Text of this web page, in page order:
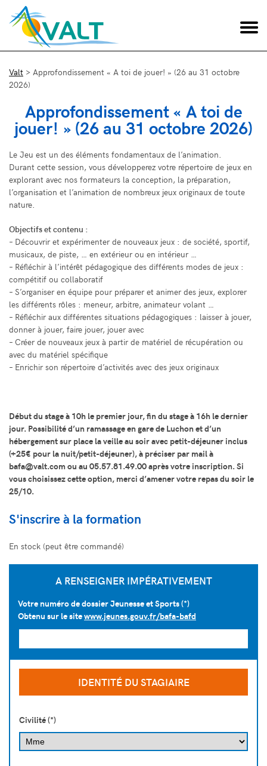
Valt > Approfondissement « A toi de jouer! » (26 au 31 octobre
2026)
Approfondissement « A toi de
jouer! » (26 au 31 octobre 2026)
Le Jeu est un des éléments fondamentaux de l’animation.
Durant cette session, vous développerez votre répertoire de jeux en
explorant avec nos formateurs la conception, la préparation,
l’organisation et l’animation de nombreux jeux originaux de toute
nature.
Objectifs et contenu :
– Découvrir et expérimenter de nouveaux jeux : de société, sportif,
musicaux, de piste, … en extérieur ou en intérieur …
– Réfléchir à l’intérêt pédagogique des différents modes de jeux :
compétitif ou collaboratif
– S’organiser en équipe pour préparer et animer des jeux, explorer
les différents rôles : meneur, arbitre, animateur volant …
– Réfléchir aux différentes situations pédagogiques : laisser à jouer,
donner à jouer, faire jouer, jouer avec
– Créer de nouveaux jeux à partir de matériel de récupération ou
avec du matériel spécifique
– Enrichir son répertoire d’activités avec des jeux originaux
Début du stage à 10h le premier jour, fin du stage à 16h le dernier
jour. Possibilité d’un ramassage en gare de Luchon et d’un
hébergement sur place la veille au soir avec petit-déjeuner inclus
(+25€ pour la nuit/petit-déjeuner), à préciser par mail à
bafa@valt.com ou au 05.57.81.49.00 après votre inscription. Si
vous choisissez cette option, merci d’amener votre repas du soir le
25/10.
S'inscrire à la formation
En stock (peut être commandé)
A RENSEIGNER IMPÉRATIVEMENT
Votre numéro de dossier Jeunesse et Sports (*)
Obtenu sur le sitewww.jeunes.gouv.fr/bafa-bafd
IDENTITÉ DU STAGIAIRE
Civilité (*)